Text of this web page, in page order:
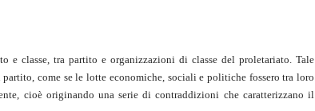
classe, tra partito e organizzazioni di classe del proletariato. Tale
come se le lotte economiche, sociali e politiche fossero tra loro
cioè originando una serie di contraddizioni che caratterizzano il